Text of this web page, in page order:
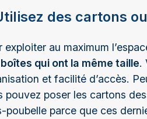
des cartons
exploiter au maximum
qui ont la même taille.
et facilité d’accès.
pouvez poser les cartons
poubelle parce que ces